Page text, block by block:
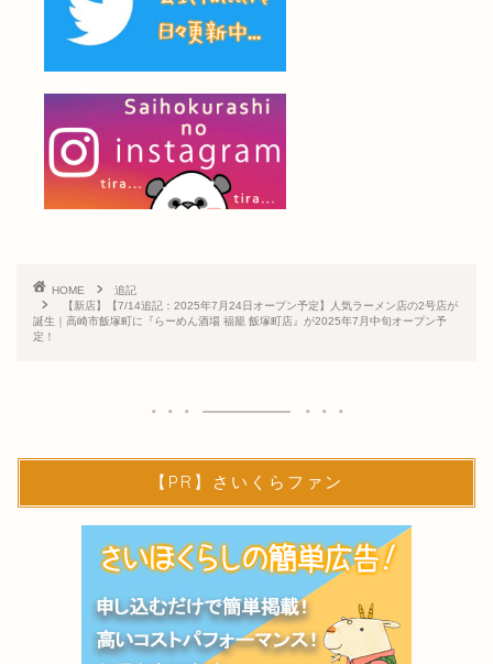
HOME
追記
【新店】【7/14追記：2025年7月24日オープン予定】人気ラーメン店の2号店が
誕生｜高崎市飯塚町に『らーめん酒場 福籠 飯塚町店』が2025年7月中旬オープン予
定！
【PR】さいくらファン